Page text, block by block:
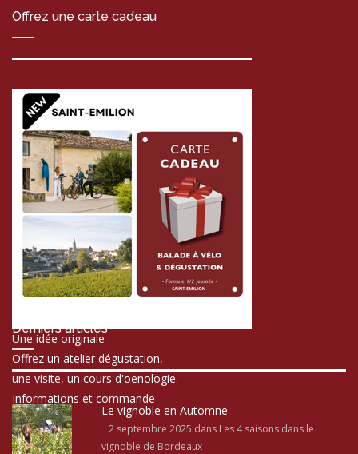
Offrez une carte cadeau
Une idée originale :
Offrez un atelier dégustation,
une visite, un cours d'oenologie.
Informations et commande
Derniers articles
Le vignoble en Automne
2 septembre 2025 dans Les 4 saisons dans le
vignoble de Bordeaux